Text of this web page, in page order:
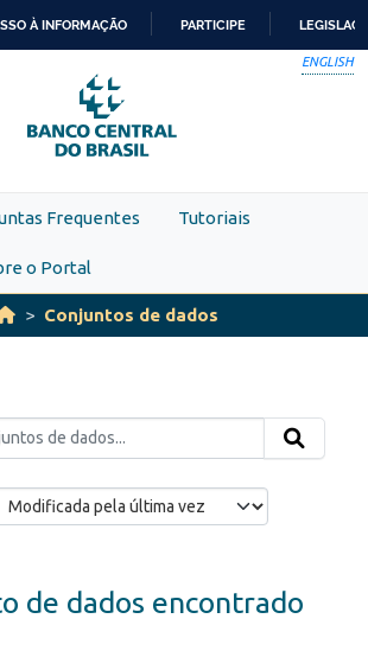
PARA
O
CONTEÚDO
À INFORMAÇÃO PARTICIPE
ENGLISH
Frequentes Tutoriais
o Portal
Conjuntos de dados
de dados encontrado